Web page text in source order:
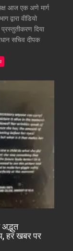
आज एक अणे मार्ग
द्वारा वीडियो
दिया
सचिव दीपक
अद्भुत
हर खबर पर